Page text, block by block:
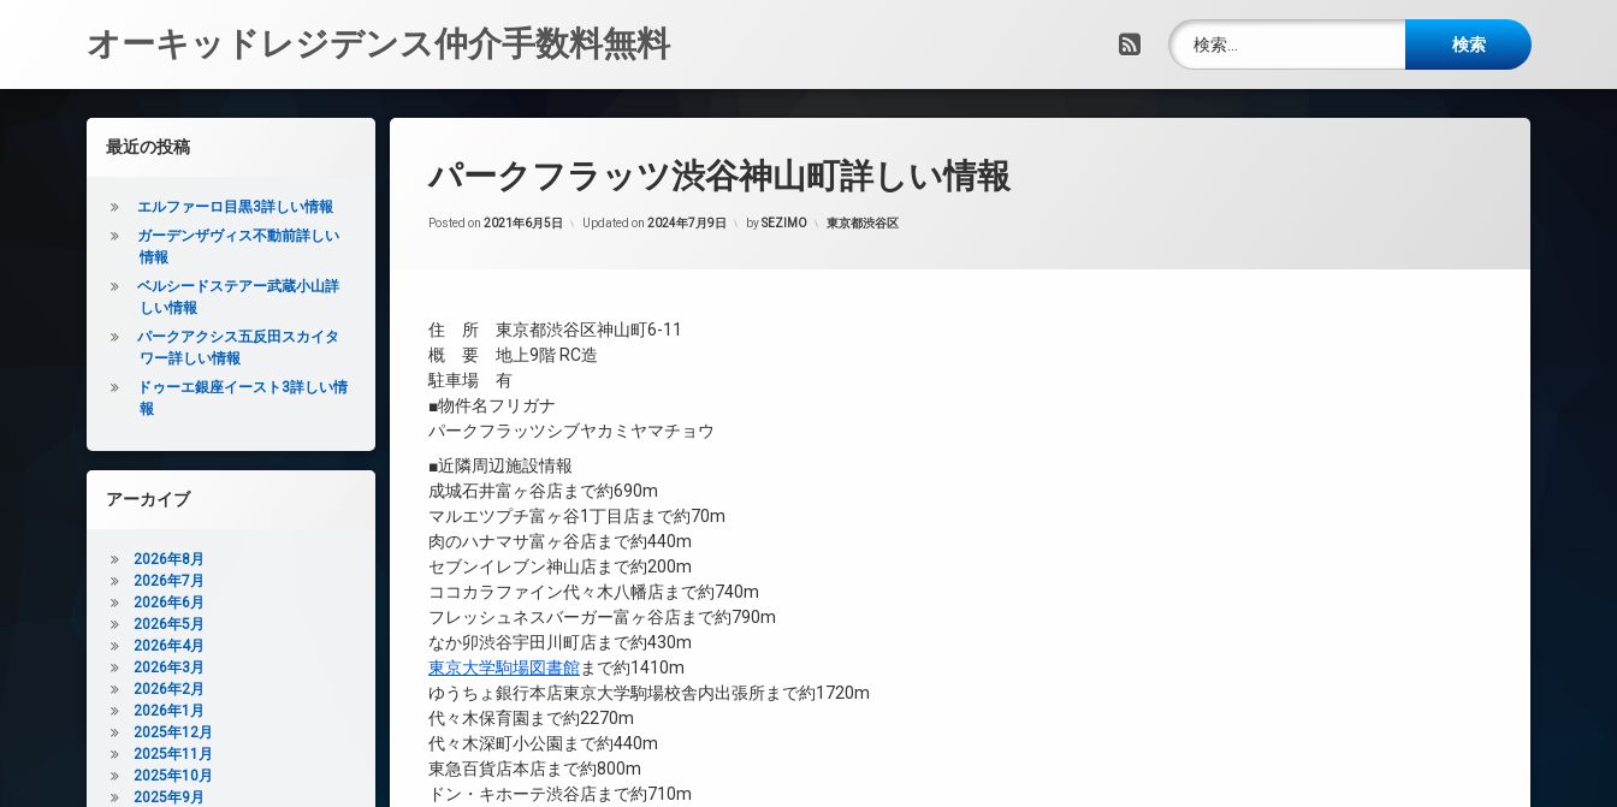
オーキッドレジデンス仲介手数料無料 RSS
検索:
パークフラッツ渋谷神山町詳しい情報
Posted on 2021年6月5日 Updated on 2024年7月9日 bySEZIMO カテゴリー:
東京都渋谷区
住 所 東京都渋谷区神山町6-11
概 要 地上9階 RC造
駐車場 有
■物件名フリガナ
パークフラッツシブヤカミヤマチョウ
■近隣周辺施設情報
成城石井富ヶ谷店まで約690m
マルエツプチ富ヶ谷1丁目店まで約70m
肉のハナマサ富ヶ谷店まで約440m
セブンイレブン神山店まで約200m
ココカラファイン代々木八幡店まで約740m
フレッシュネスバーガー富ヶ谷店まで約790m
なか卯渋谷宇田川町店まで約430m
東京大学駒場図書館まで約1410m
ゆうちょ銀行本店東京大学駒場校舎内出張所まで約1720m
代々木保育園まで約2270m
代々木深町小公園まで約440m
東急百貨店本店まで約800m
ドン・キホーテ渋谷店まで約710m
左サイドバー
最近の投稿
エルファーロ目黒3詳しい情報
ガーデンザヴィス不動前詳しい
情報
ベルシードステアー武蔵小山詳
しい情報
パークアクシス五反田スカイタ
ワー詳しい情報
ドゥーエ銀座イースト3詳しい情
報
アーカイブ
2026年8月
2026年7月
2026年6月
2026年5月
2026年4月
2026年3月
2026年2月
2026年1月
2025年12月
2025年11月
2025年10月
2025年9月